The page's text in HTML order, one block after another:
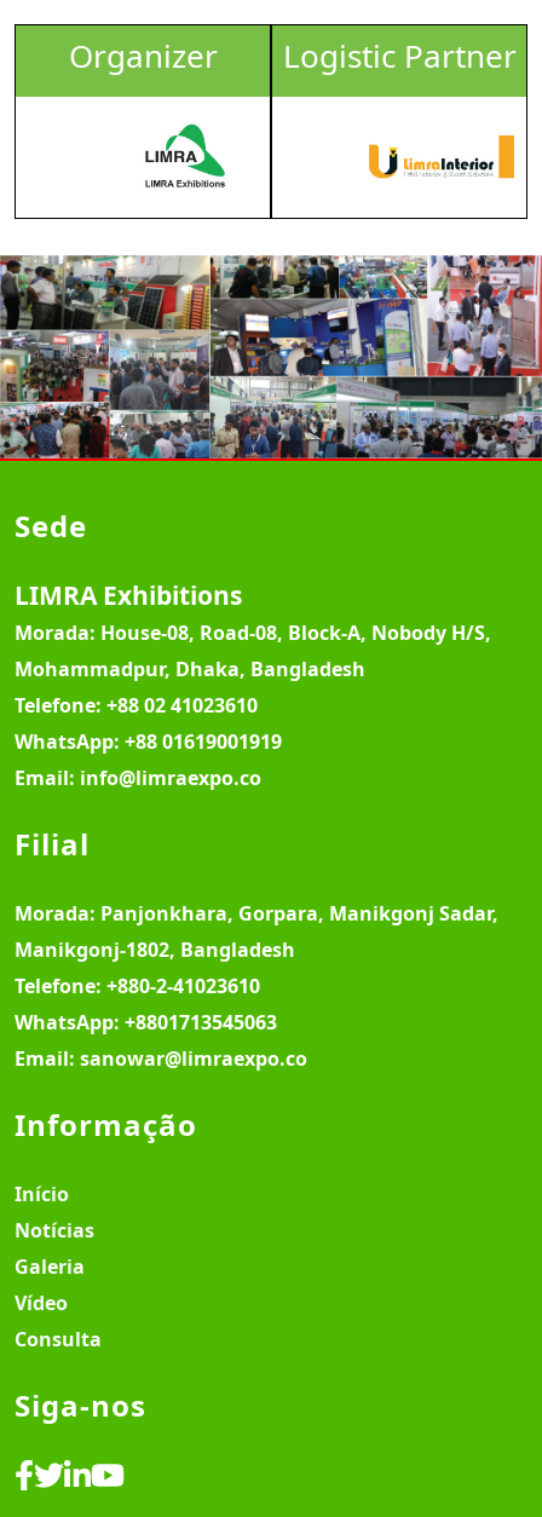
Organizer Logistic Partner
Sede
LIMRA Exhibitions
Morada: House-08, Road-08, Block-A, Nobody H/S,
Mohammadpur, Dhaka, Bangladesh
Telefone: +88 02 41023610
WhatsApp: +88 01619001919
Email: info@limraexpo.co
Filial
Morada: Panjonkhara, Gorpara, Manikgonj Sadar,
Manikgonj-1802, Bangladesh
Telefone: +880-2-41023610
WhatsApp: +8801713545063
Email: sanowar@limraexpo.co
Informação
Início
Notícias
Galeria
Vídeo
Consulta
Siga-nos